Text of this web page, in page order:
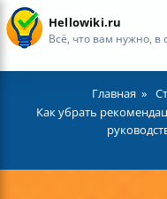
Hellowiki.ru
Всё, что вам нужно, в
Главная
Как убрать